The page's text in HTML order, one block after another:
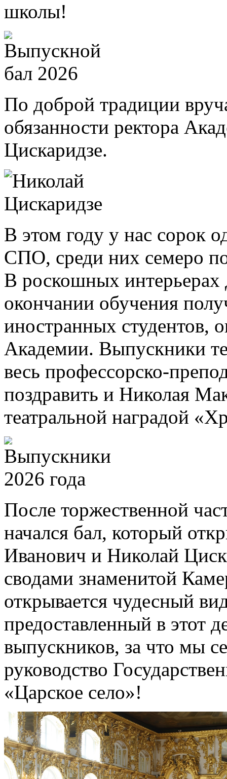
школы!
По доброй традиции
обязанности ректора
Цискаридзе.
В этом году у нас сорок
СПО, среди них семеро
В роскошных интерьерах
окончании обучения
иностранных студентов,
Академии. Выпускники
весь профессорско-
поздравить и Николая
театральной наградой
После торжественной
начался бал, который
Иванович и Николай
сводами знаменитой
открывается чудесный
предоставленный в этот
выпускников, за что мы
руководство
«Царское село»!